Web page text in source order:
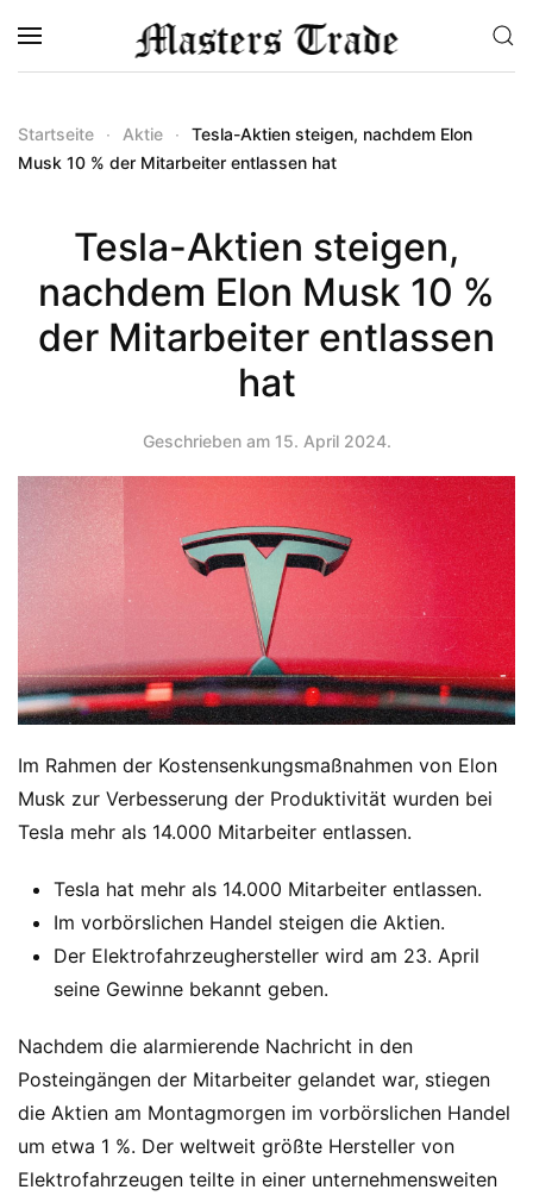
Zum Hauptinhalt springen
Startseite Aktie
Tesla-Aktien steigen, nachdem Elon
Musk 10 % der Mitarbeiter entlassen hat
Tesla-Aktien steigen,
nachdem Elon Musk 10 %
der Mitarbeiter entlassen
hat
Geschrieben am 15. April 2024.
Im Rahmen der Kostensenkungsmaßnahmen von Elon
Musk zur Verbesserung der Produktivität wurden bei
Tesla mehr als 14.000 Mitarbeiter entlassen.
Tesla hat mehr als 14.000 Mitarbeiter entlassen.
Im vorbörslichen Handel steigen die Aktien.
Der Elektrofahrzeughersteller wird am 23. April
seine Gewinne bekannt geben.
Nachdem die alarmierende Nachricht in den
Posteingängen der Mitarbeiter gelandet war, stiegen
die Aktien am Montagmorgen im vorbörslichen Handel
um etwa 1 %. Der weltweit größte Hersteller von
Elektrofahrzeugen teilte in einer unternehmensweiten